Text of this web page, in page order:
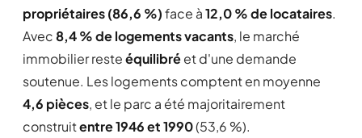
propriétaires (86,6 %)face à12,0 % de locataires.
Avec8,4 % de logements vacants, le marché
immobilier resteéquilibréet d'une demande
soutenue. Les logements comptent en moyenne
4,6 pièces, et le parc a été majoritairement
construitentre 1946 et 1990(53,6 %).